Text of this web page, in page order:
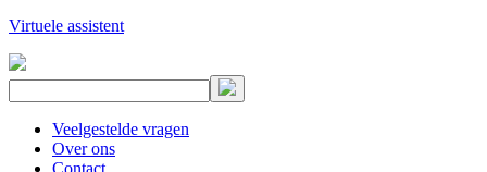
Virtuele assistent
Veelgestelde vragen
Over ons
Contact